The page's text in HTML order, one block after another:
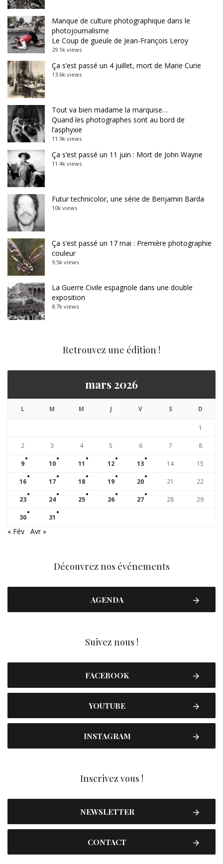
Manque de culture photographique dans le
photojournalisme
Le Coup de gueule de Jean-François Leroy
29.1k views
Ça s’est passé un 4 juillet, mort de Marie Curie
13.6k views
Tout va bien madame la marquise…
Quand les photographes sont au bord de
l’asphyxie
11.9k views
Ça s’est passé un 11 juin : Mort de John Wayne
11.4k views
Futur technicolor, une série de Benjamin Barda
10k views
Ça s’est passé un 17 mai : Première photographie
couleur
9.5k views
La Guerre Civile espagnole dans une double
exposition
8.7k views
Retrouvez une édition !
mars 2026
L M M J V S D
1
2 3 4 5 6 7 8
9 10 11 12 13 14 15
16 17 18 19 20 21 22
23 24 25 26 27 28 29
30 31
« Fév Avr »
Découvrez nos événements
AGENDA
Suivez nous !
FACEBOOK
YOUTUBE
INSTAGRAM
Inscrivez vous !
NEWSLETTER
CONTACT